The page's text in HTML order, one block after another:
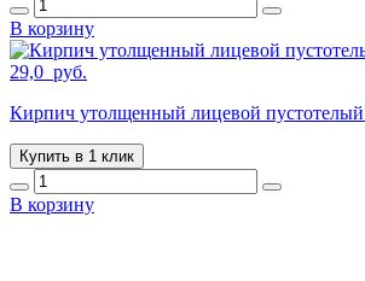
В корзину
29,0 руб.
Кирпич утолщенный лицевой
Купить в 1 клик
В корзину